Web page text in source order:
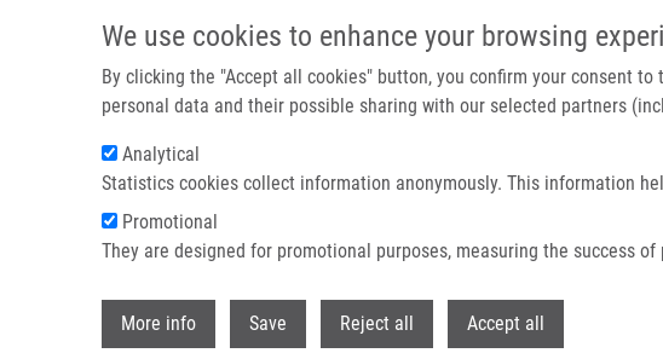
We use cookies to enhance your browsing
By clicking the "Accept all cookies" button, you confirm your consent to
personal data and their possible sharing with our selected partners
Analytical
Statistics cookies collect information anonymously. This information
Promotional
They are designed for promotional purposes, measuring the success
More info Save Reject all Accept all
Header image